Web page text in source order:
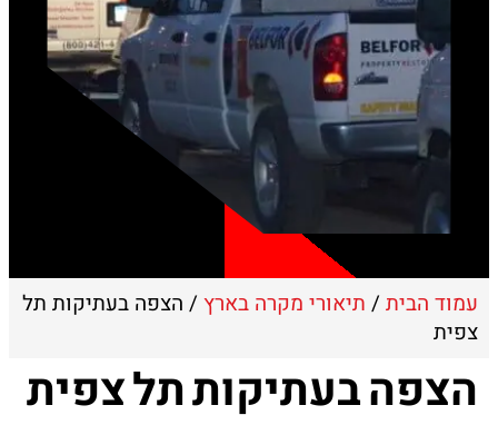
עמוד הבית / תיאורי מקרה בארץ / הצפה בעתיקות תל
צפית
הצפה בעתיקות תל צפית